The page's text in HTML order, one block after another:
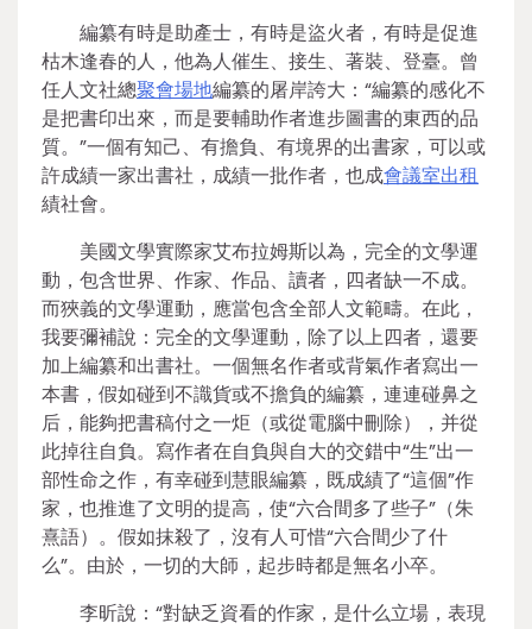
編纂有時是助產士，有時是盜火者，有時是促進
枯木逢春的人，他為人催生、接生、著裝、登臺。曾
任人文社總聚會場地編纂的屠岸誇大：“編纂的感化不
是把書印出來，而是要輔助作者進步圖書的東西的品
質。”一個有知己、有擔負、有境界的出書家，可以或
許成績一家出書社，成績一批作者，也成會議室出租
績社會。
美國文學實際家艾布拉姆斯以為，完全的文學運
動，包含世界、作家、作品、讀者，四者缺一不成。
而狹義的文學運動，應當包含全部人文範疇。在此，
我要彌補說：完全的文學運動，除了以上四者，還要
加上編纂和出書社。一個無名作者或背氣作者寫出一
本書，假如碰到不識貨或不擔負的編纂，連連碰鼻之
后，能夠把書稿付之一炬（或從電腦中刪除），并從
此掉往自負。寫作者在自負與自大的交錯中“生”出一
部性命之作，有幸碰到慧眼編纂，既成績了“這個”作
家，也推進了文明的提高，使“六合間多了些子”（朱
熹語）。假如抹殺了，沒有人可惜“六合間少了什
么”。由於，一切的大師，起步時都是無名小卒。
李昕說：“對缺乏資看的作家，是什么立場，表現